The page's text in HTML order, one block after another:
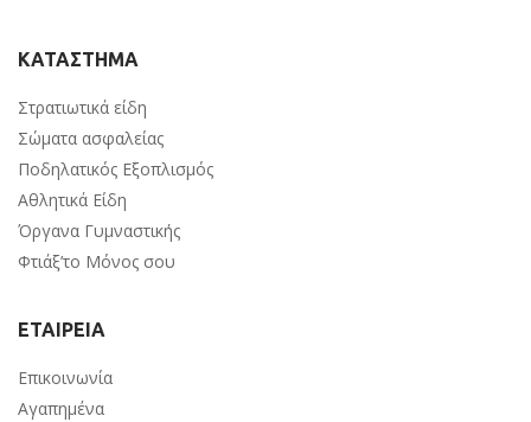
ΚΑΤΑΣΤΗΜΑ
Στρατιωτικά είδη
Σώματα ασφαλείας
Ποδηλατικός Εξοπλισμός
Αθλητικά Είδη
Όργανα Γυμναστικής
Φτιάξ’το Μόνος σου
ΕΤΑΙΡΕΙΑ
Επικοινωνία
Αγαπημένα